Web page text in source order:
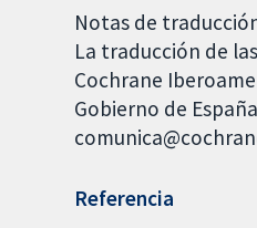
Notas de
La traducción de
Cochrane
Gobierno de
Referencia